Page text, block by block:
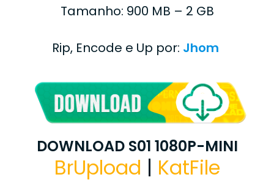
Tamanho: 900 MB – 2 GB
Rip, Encode e Up por: Jhom
DOWNLOAD S01 1080P-MINI
BrUpload | KatFile